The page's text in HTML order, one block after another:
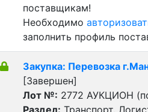
поставщикам!
Необходимо
заполнить профиль
Закупка: Перевозка
[Завершен]
Лот №: 2772 АУКЦИОН
Раздел: Транспорт.